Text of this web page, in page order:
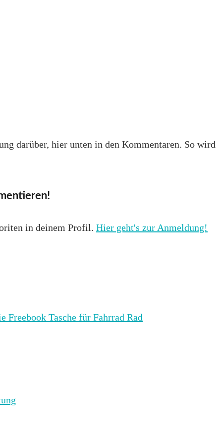
darüber, hier unten in den Kommentaren. So wird
in deinem Profil. Hier geht's zur Anmeldung!